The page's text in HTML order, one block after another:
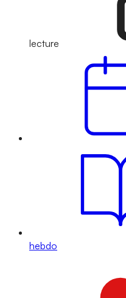
lecture
hebdo